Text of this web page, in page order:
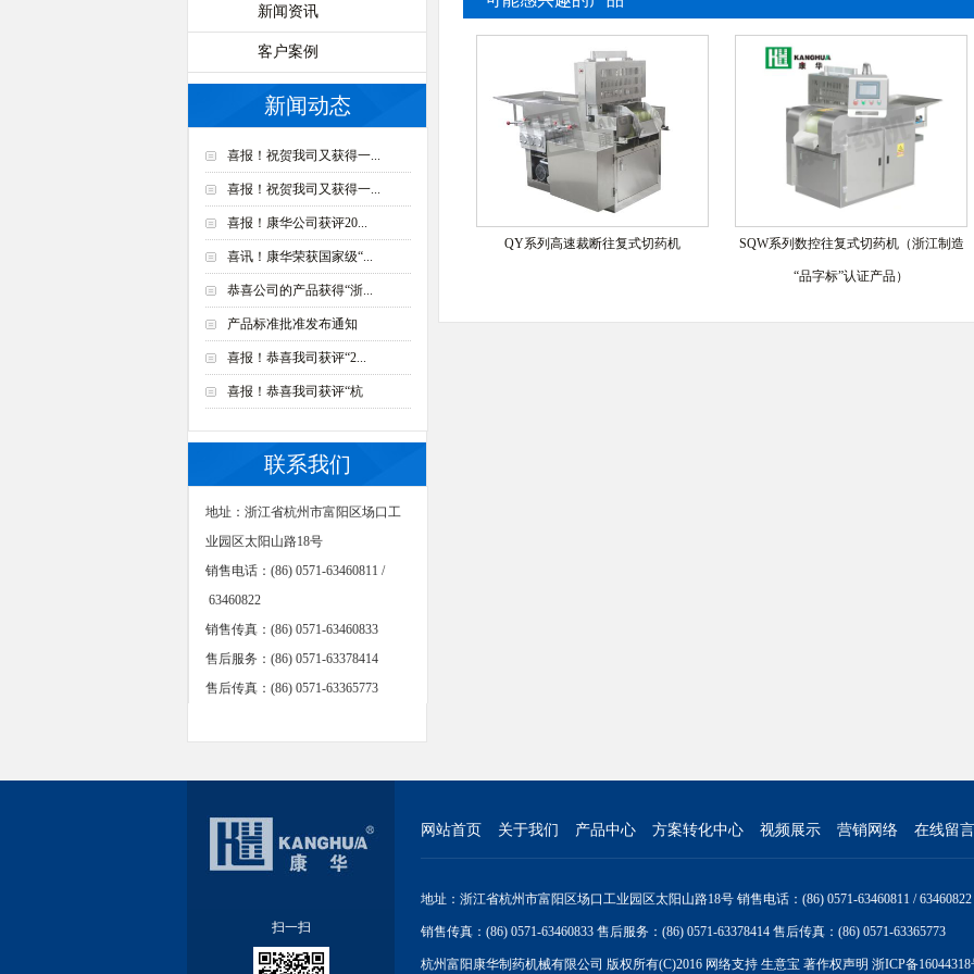
新闻资讯
客户案例
新闻动态
喜报！祝贺我司又获得一...
喜报！祝贺我司又获得一...
喜报！康华公司获评20...
喜讯！康华荣获国家级“...
恭喜公司的产品获得“浙...
产品标准批准发布通知
喜报！恭喜我司获评“2...
喜报！恭喜我司获评“杭
联系我们
地址：浙江省杭州市富阳区场口工
业园区太阳山路18号
销售电话：(86) 0571-63460811 /
63460822
销售传真：(86) 0571-63460833
售后服务：(86) 0571-63378414
售后传真：(86) 0571-63365773
QY系列高速裁断往复式切药机 SQW系列数控往复式切药机（浙江制造
“品字标”认证产品）
扫一扫
网站首页 关于我们 产品中心 方案转化中心 视频展示 营销网络 在线留言
地址：浙江省杭州市富阳区场口工业园区太阳山路18号 销售电话：(86) 0571-63460811 / 63460822
销售传真：(86) 0571-63460833 售后服务：(86) 0571-63378414 售后传真：(86) 0571-63365773
杭州富阳康华制药机械有限公司 版权所有(C)2016 网络支持 生意宝 著作权声明 浙ICP备16044318